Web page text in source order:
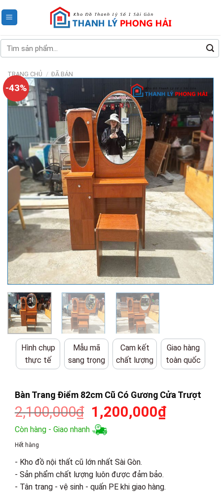
to
Tìm
kiếm:
TRANG CHỦ / ĐÃ BÁN
-43%
Hình chụp
thực tế
Mẫu mã
sang trọng
Cam kết
chất lượng
Giao hàng
toàn quốc
Bàn Trang Điểm 82cm Cũ Có Gương Cửa Trượt
2,100,000₫ Giá
gốc
là:
1,200,000₫Giá
Còn hàng - Giao nhanh
Hết hàng
- Kho đồ nội thất cũ lớn nhất Sài Gòn.
- Sản phẩm chất lượng luôn được đảm bảo.
- Tân trang - vệ sinh - quấn PE khi giao hàng.